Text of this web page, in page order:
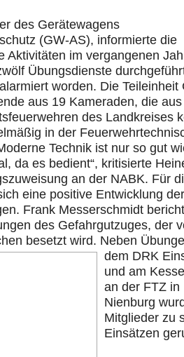
des Gerätewagens
(GW-AS), informierte die
Aktivitäten im vergangenen
Übungsdienste
worden. Die Teileinheit
aus 19 Kameraden, die aus
des Landkreises
in der
Technik ist nur so gut
da es bedient“, kritisierte
an der NABK. Für
eine positive Entwicklung der
Frank Messerschmidt
des Gefahrgutzuges, der
besetzt wird. Neben
dem DRK
und am
an der FTZ in
Nienburg
Mitglieder zu
Einsätzen